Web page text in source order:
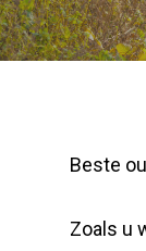
Beste
Zoals u